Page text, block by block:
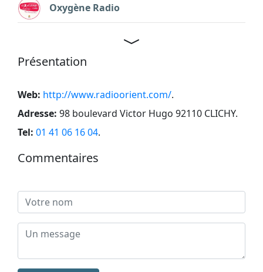
Oxygène Radio
Présentation
Web: http://www.radioorient.com/.
Adresse: 98 boulevard Victor Hugo 92110 CLICHY.
Tel: 01 41 06 16 04.
Commentaires